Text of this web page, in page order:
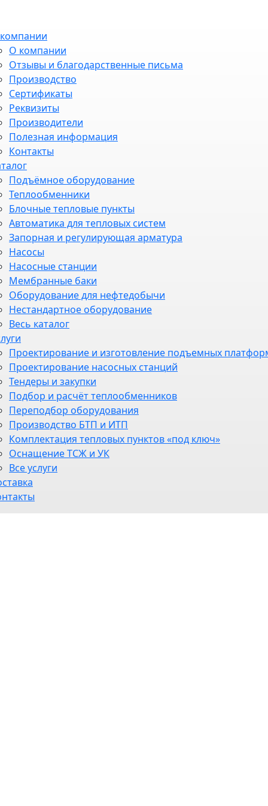
О компании
Отзывы и благодарственные письма
Производство
Сертификаты
Реквизиты
Производители
Полезная информация
Контакты
Подъёмное оборудование
Теплообменники
Блочные тепловые пункты
Автоматика для тепловых систем
Запорная и регулирующая арматура
Насосы
Насосные станции
Мембранные баки
Оборудование для нефтедобычи
Нестандартное оборудование
Весь каталог
Проектирование и изготовление подъемных
Проектирование насосных станций
Тендеры и закупки
Подбор и расчёт теплообменников
Переподбор оборудования
Производство БТП и ИТП
Комплектация тепловых пунктов «под ключ»
Оснащение ТСЖ и УК
Все услуги